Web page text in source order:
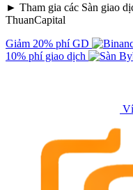
► Tham gia các Sàn giao
ThuanCapital
Giảm 20% phí GD
10% phí giao dịch